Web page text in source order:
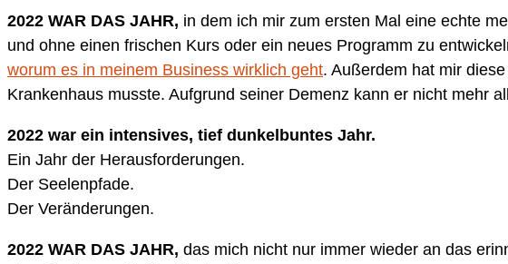
2022 WAR DAS JAHR, in dem ich mir zum ersten Mal eine echte
und ohne einen frischen Kurs oder ein neues Programm zu
worum es in meinem Business wirklich geht. Außerdem hat mir
Krankenhaus musste. Aufgrund seiner Demenz kann er nicht mehr
2022 war ein intensives, tief dunkelbuntes Jahr.
Ein Jahr der Herausforderungen.
Der Seelenpfade.
Der Veränderungen.
2022 WAR DAS JAHR, das mich nicht nur immer wieder an das